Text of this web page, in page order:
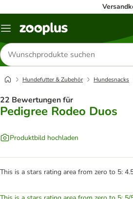
Menü
Produkte
suchen
Hundefutter & Zubehör Hundesnacks
22 Bewertungen für
Pedigree Rodeo Duos
Produktbild hochladen
This is a stars rating area from zero to 5: